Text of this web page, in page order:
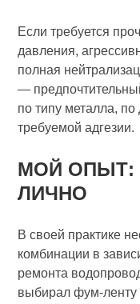
Если требуется
давления,
полная
—
по типу металла,
требуемой адгезии.
МОЙ ОПЫТ:
ЛИЧНО
В своей практике
комбинации в
ремонта
выбирал фум‑ленту